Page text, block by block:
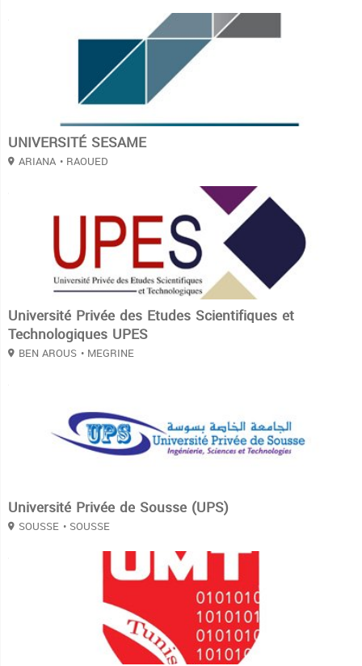
UNIVERSITÉ SESAME
ARIANA • RAOUED
Université Privée des Etudes Scientifiques et
Technologiques UPES
BEN AROUS • MEGRINE
Université Privée de Sousse (UPS)
SOUSSE • SOUSSE